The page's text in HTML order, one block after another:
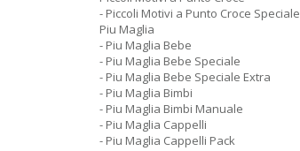
- Piccoli Motivi a Punto Croce Speciale
Piu Maglia
- Piu Maglia Bebe
- Piu Maglia Bebe Speciale
- Piu Maglia Bebe Speciale Extra
- Piu Maglia Bimbi
- Piu Maglia Bimbi Manuale
- Piu Maglia Cappelli
- Piu Maglia Cappelli Pack